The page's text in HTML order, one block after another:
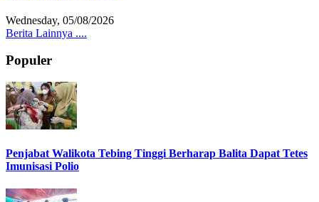
Wednesday, 05/08/2026
Berita Lainnya ....
Populer
Penjabat Walikota Tebing Tinggi Berharap Balita Dapat Tetes
Imunisasi Polio